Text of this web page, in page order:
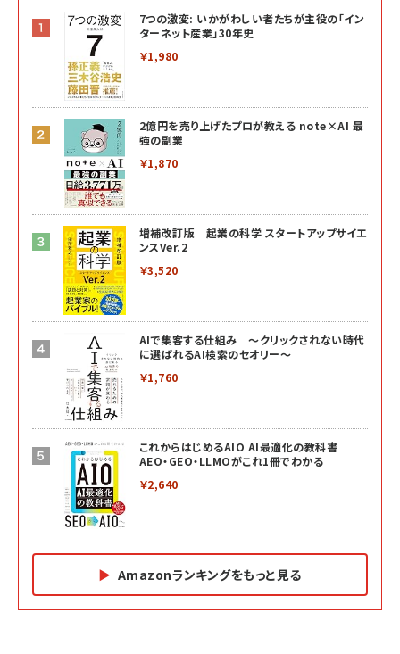
7つの激変: いかがわしい者たちが主役の「イン
ターネット産業」30年史
￥1,980
2億円を売り上げたプロが教える note×AI 最
強の副業
￥1,870
増補改訂版 起業の科学 スタートアップサイエ
ンスVer.2
￥3,520
AIで集客する仕組み ～クリックされない時代
に選ばれるAI検索のセオリー～
￥1,760
これからはじめるAIO AI最適化の教科書
AEO・GEO・LLMOがこれ1冊でわかる
￥2,640
Amazonランキングをもっと見る